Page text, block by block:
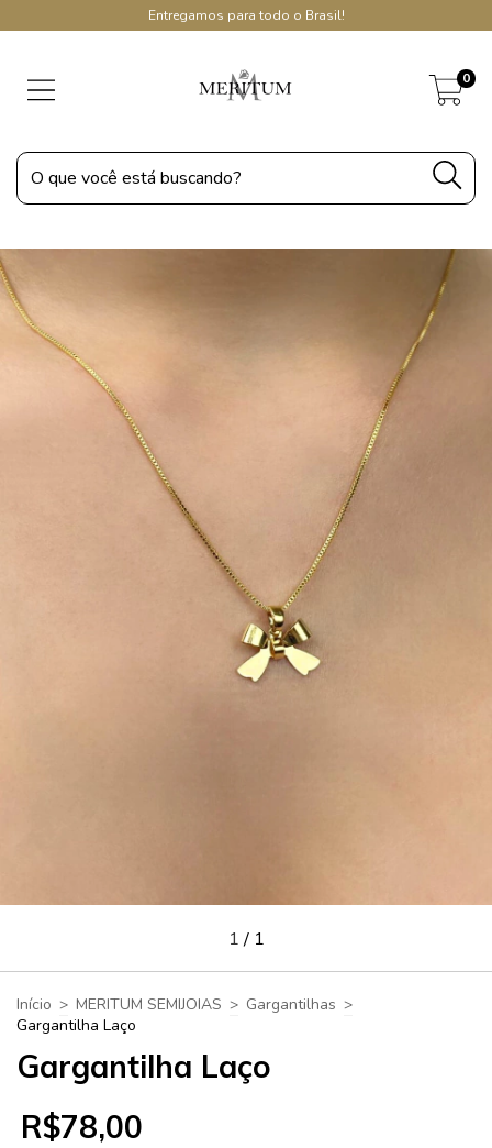
Entregamos para todo o Brasil!
0
1 / 1
Início > MERITUM SEMIJOIAS > Gargantilhas >
Gargantilha Laço
Gargantilha Laço
R$78,00